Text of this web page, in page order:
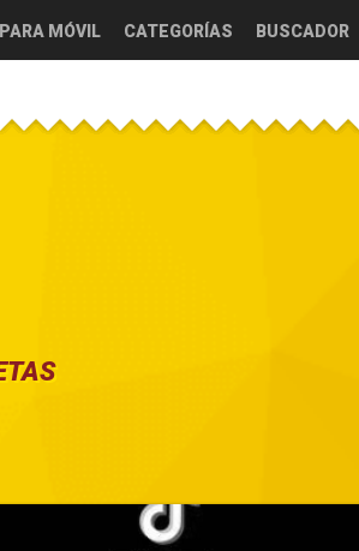
MÓVIL CATEGORÍAS BUSCADOR